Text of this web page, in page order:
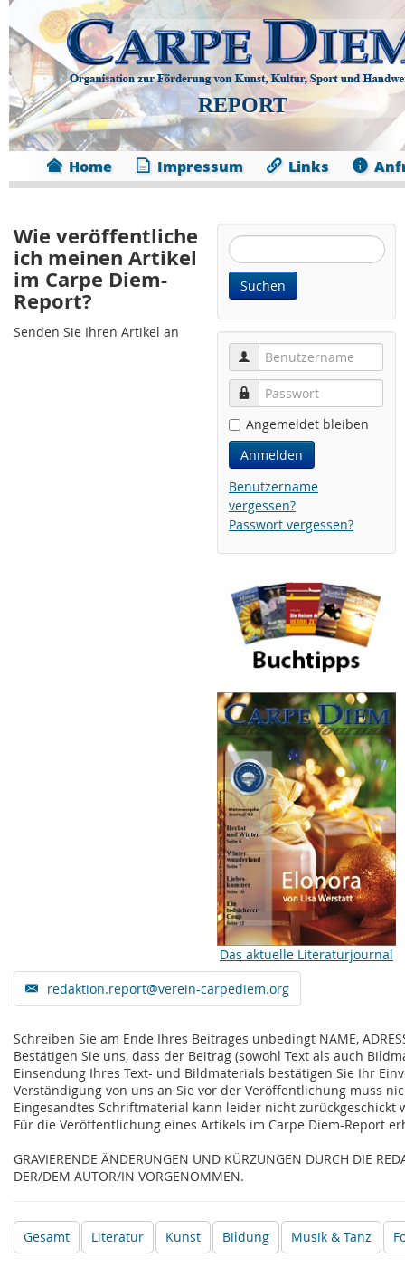
REPORT
Home Impressum Links
Website
durchsuchen:
Suchen
Benutzername
Passwort
Angemeldet bleiben
Anmelden
Benutzername
vergessen?
Passwort vergessen?
Das aktuelle Literaturjournal
Wie veröffentliche
ich meinen Artikel
im Carpe Diem-
Report?
Senden Sie Ihren Artikel an
redaktion.report@verein-carpediem.org
Schreiben Sie am Ende Ihres Beitrages unbedingt NAME,
Bestätigen Sie uns, dass der Beitrag (sowohl Text als auch
Einsendung Ihres Text- und Bildmaterials bestätigen Sie Ihr
Verständigung von uns an Sie vor der Veröffentlichung muss
Eingesandtes Schriftmaterial kann leider nicht
Für die Veröffentlichung eines Artikels im Carpe Diem-Report
GRAVIERENDE ÄNDERUNGEN UND KÜRZUNGEN DURCH DIE
DER/DEM AUTOR/IN VORGENOMMEN.
Gesamt Literatur Kunst Bildung Musik & Tanz